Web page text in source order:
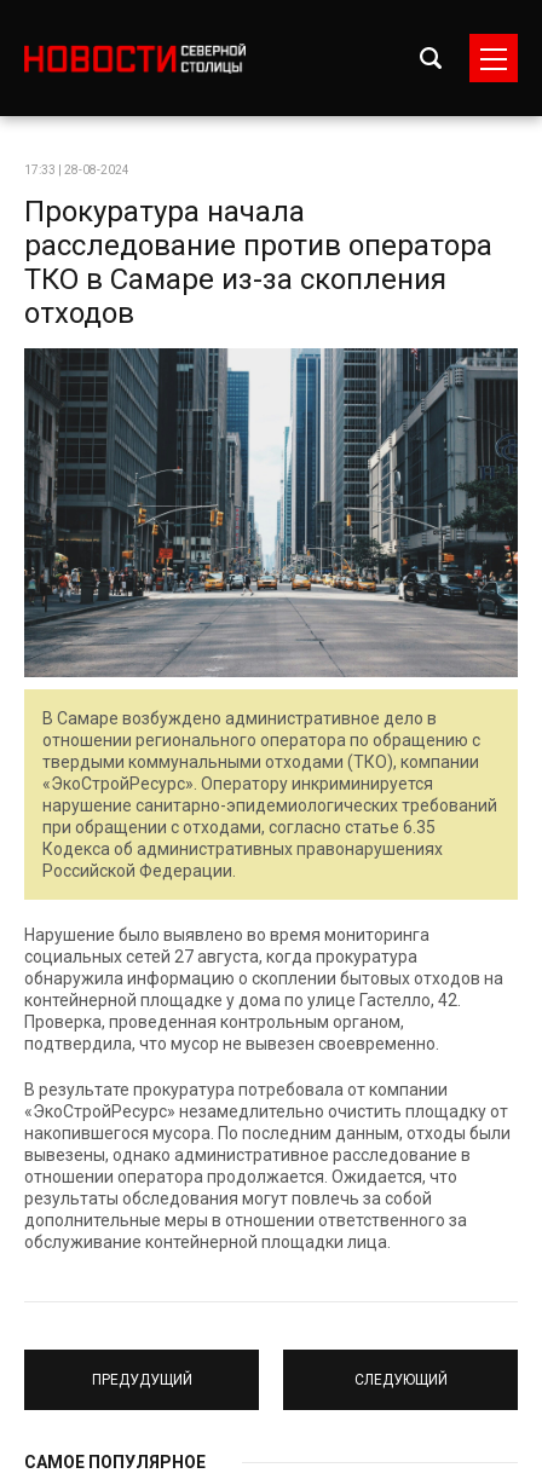
17:33 | 28-08-2024
Прокуратура начала
расследование против оператора
ТКО в Самаре из-за скопления
отходов
В Самаре возбуждено административное дело в
отношении регионального оператора по обращению с
твердыми коммунальными отходами (ТКО), компании
«ЭкоСтройРесурс». Оператору инкриминируется
нарушение санитарно-эпидемиологических требований
при обращении с отходами, согласно статье 6.35
Кодекса об административных правонарушениях
Российской Федерации.
Нарушение было выявлено во время мониторинга
социальных сетей 27 августа, когда прокуратура
обнаружила информацию о скоплении бытовых отходов на
контейнерной площадке у дома по улице Гастелло, 42.
Проверка, проведенная контрольным органом,
подтвердила, что мусор не вывезен своевременно.
В результате прокуратура потребовала от компании
«ЭкоСтройРесурс» незамедлительно очистить площадку от
накопившегося мусора. По последним данным, отходы были
вывезены, однако административное расследование в
отношении оператора продолжается. Ожидается, что
результаты обследования могут повлечь за собой
дополнительные меры в отношении ответственного за
обслуживание контейнерной площадки лица.
ПРЕДУДУЩИЙ СЛЕДУЮЩИЙ
САМОЕ ПОПУЛЯРНОЕ